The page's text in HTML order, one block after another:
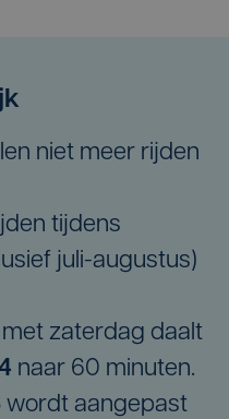
niet meer rijden
tijdens
juli-augustus)
zaterdag daalt
naar 60 minuten.
wordt aangepast